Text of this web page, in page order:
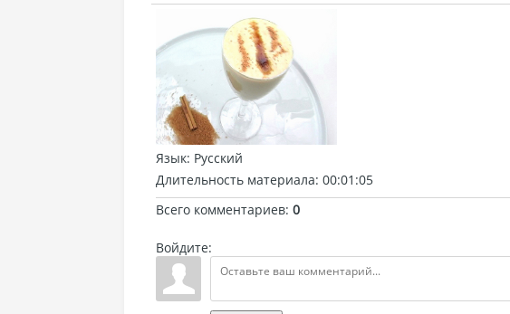
Язык: Русский
Длительность материала: 00:01:05
Всего комментариев: 0
Войдите: